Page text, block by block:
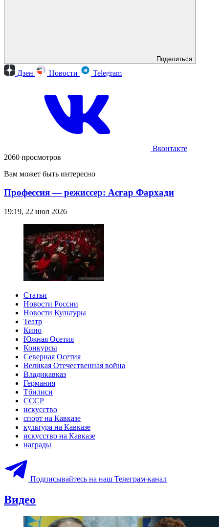
Поделиться
Дзен Новости Telegram
Вконтакте
2060 просмотров
Вам может быть интересно
Профессия — режиссер: Асгар Фархади
19:19, 22 июл 2026
Статьи
Новости России
Новости Культуры
Театр
Кино
Южная Осетия
Конкурсы
Северная Осетия
Великая Отечественная война
Владикавказ
Германия
Тбилиси
СССР
искусство
спорт на Кавказе
культура на Кавказе
искусство на Кавказе
награды
Подписывайтесь на наш Телеграм-канал
Видео